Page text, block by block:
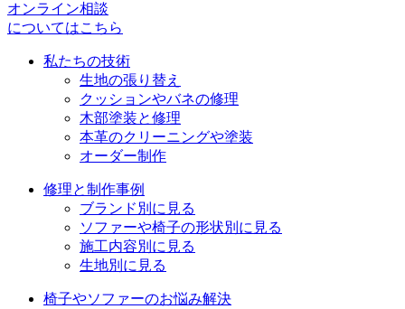
ー
オンライン相談
についてはこちら
私たちの技術
生地の張り替え
クッションやバネの修理
木部塗装と修理
本革のクリーニングや塗装
オーダー制作
修理と制作事例
ブランド別に見る
ソファーや椅子の形状別に見る
施工内容別に見る
生地別に見る
椅子やソファーのお悩み解決